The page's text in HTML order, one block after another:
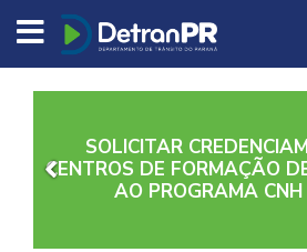
DETRAN/PR
SOLICITAR
CENTROS DE FORMAÇÃO
AO PROGRAMA